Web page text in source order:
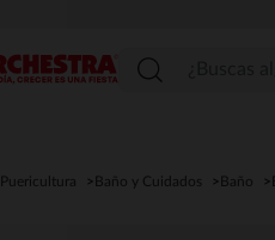
Puericultura Baño y Cuidados Baño